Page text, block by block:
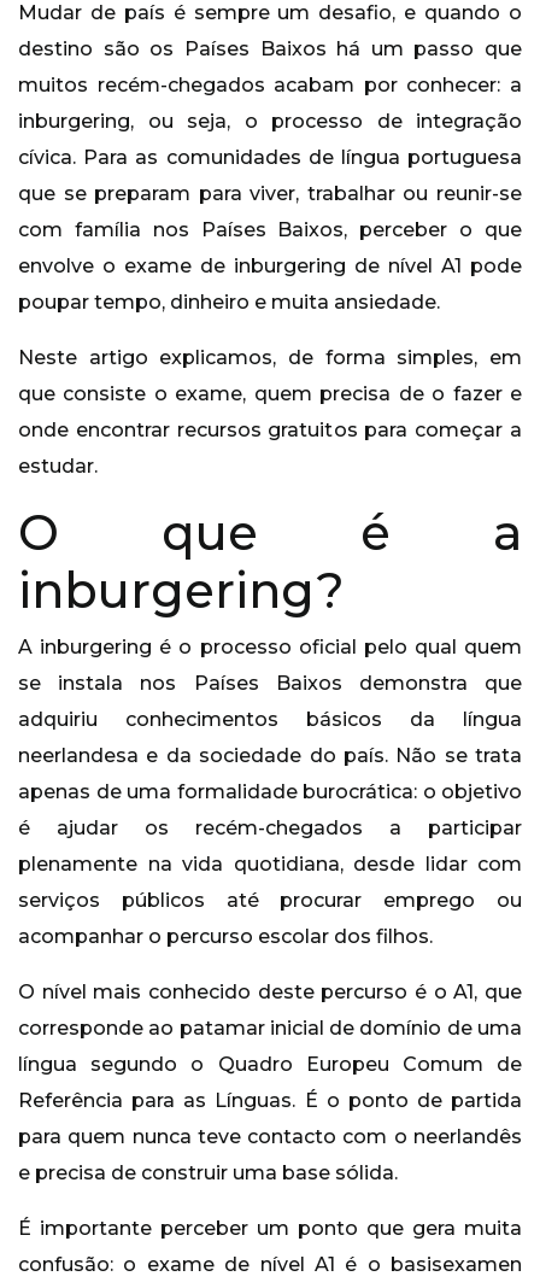
Mudar de país é sempre um desafio, e quando o
destino são os Países Baixos há um passo que
muitos recém-chegados acabam por conhecer: a
inburgering, ou seja, o processo de integração
cívica. Para as comunidades de língua portuguesa
que se preparam para viver, trabalhar ou reunir-se
com família nos Países Baixos, perceber o que
envolve o exame de inburgering de nível A1 pode
poupar tempo, dinheiro e muita ansiedade.
Neste artigo explicamos, de forma simples, em
que consiste o exame, quem precisa de o fazer e
onde encontrar recursos gratuitos para começar a
estudar.
O que é a
inburgering?
A inburgering é o processo oficial pelo qual quem
se instala nos Países Baixos demonstra que
adquiriu conhecimentos básicos da língua
neerlandesa e da sociedade do país. Não se trata
apenas de uma formalidade burocrática: o objetivo
é ajudar os recém-chegados a participar
plenamente na vida quotidiana, desde lidar com
serviços públicos até procurar emprego ou
acompanhar o percurso escolar dos filhos.
O nível mais conhecido deste percurso é o A1, que
corresponde ao patamar inicial de domínio de uma
língua segundo o Quadro Europeu Comum de
Referência para as Línguas. É o ponto de partida
para quem nunca teve contacto com o neerlandês
e precisa de construir uma base sólida.
É importante perceber um ponto que gera muita
confusão: o exame de nível A1 é o basisexamen